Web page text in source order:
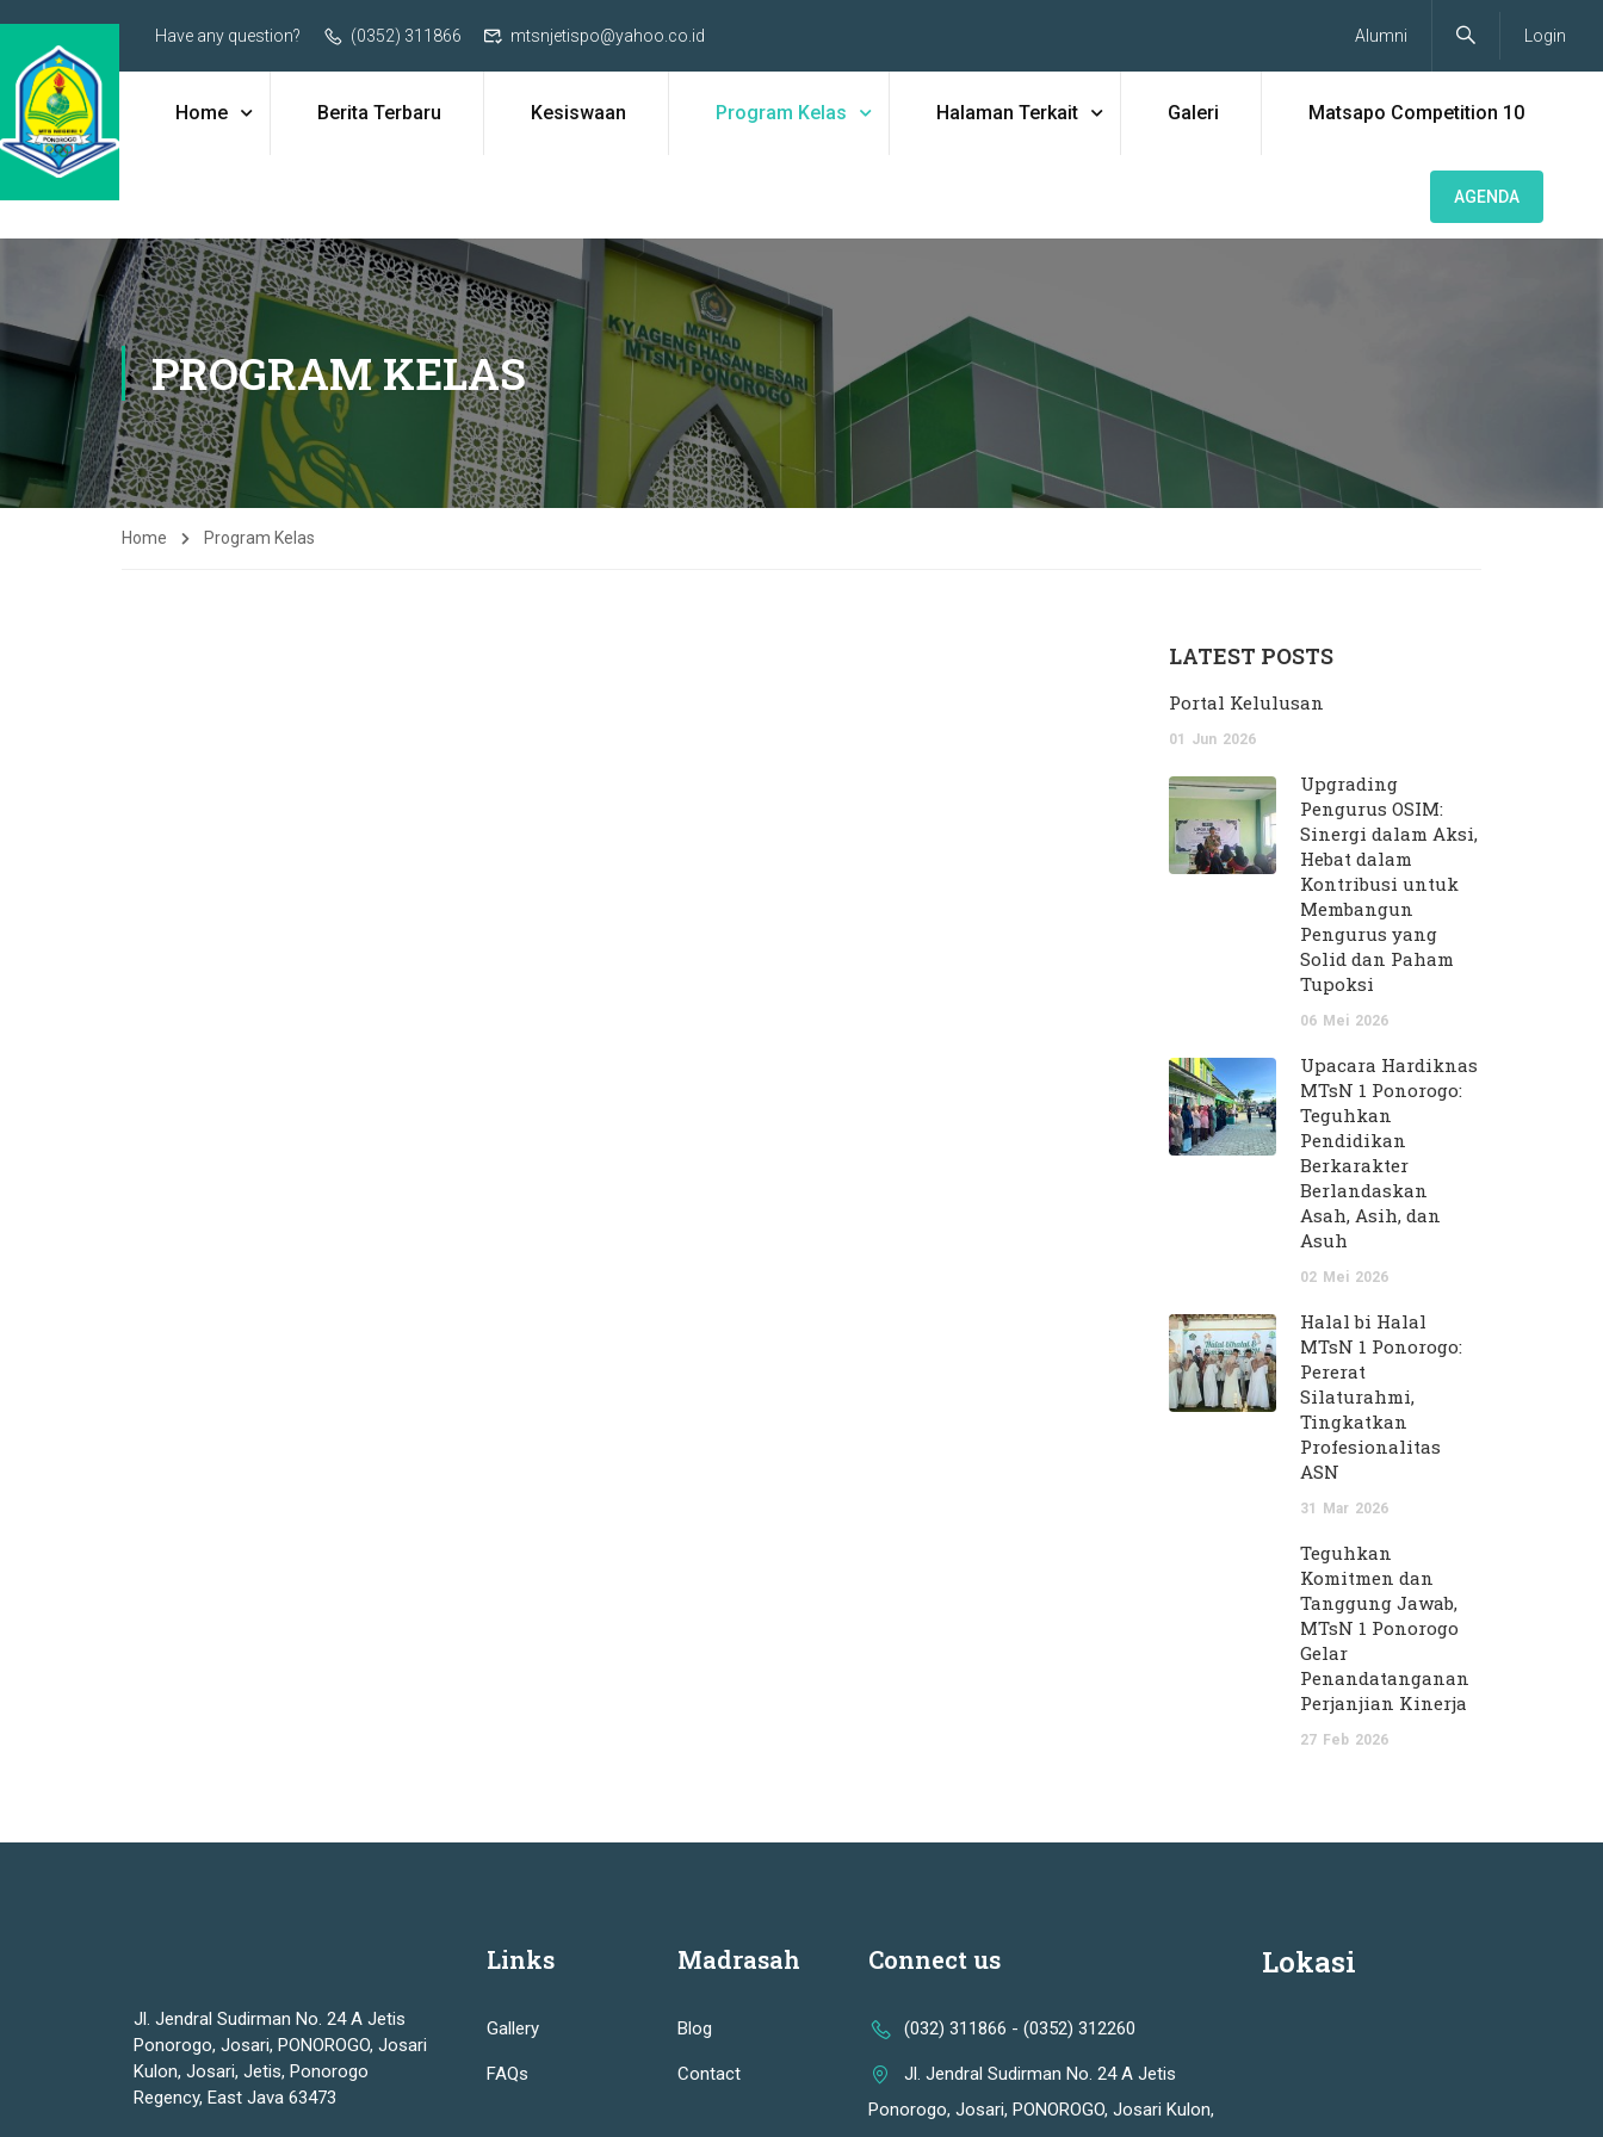
Have any question? (0352) 311866 mtsnjetispo@yahoo.co.id Alumni Login
Home Berita Terbaru Kesiswaan Program Kelas Halaman Terkait Galeri Matsapo Competition 10
AGENDA
PROGRAM KELAS
Home Program Kelas
LATEST POSTS
Portal Kelulusan
01 Jun 2026
Upgrading
Pengurus OSIM:
Sinergi dalam Aksi,
Hebat dalam
Kontribusi untuk
Membangun
Pengurus yang
Solid dan Paham
Tupoksi
06 Mei 2026
Upacara Hardiknas
MTsN 1 Ponorogo:
Teguhkan
Pendidikan
Berkarakter
Berlandaskan
Asah, Asih, dan
Asuh
02 Mei 2026
Halal bi Halal
MTsN 1 Ponorogo:
Pererat
Silaturahmi,
Tingkatkan
Profesionalitas
ASN
31 Mar 2026
Teguhkan
Komitmen dan
Tanggung Jawab,
MTsN 1 Ponorogo
Gelar
Penandatanganan
Perjanjian Kinerja
27 Feb 2026
Jl. Jendral Sudirman No. 24 A Jetis
Ponorogo, Josari, PONOROGO, Josari
Kulon, Josari, Jetis, Ponorogo
Regency, East Java 63473
Links
Gallery
FAQs
Madrasah
Blog
Contact
Connect us
(032) 311866 - (0352) 312260
Jl. Jendral Sudirman No. 24 A Jetis
Ponorogo, Josari, PONOROGO, Josari Kulon,
Lokasi